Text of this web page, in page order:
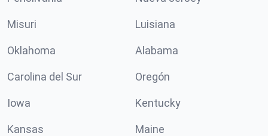
Misuri Luisiana
Oklahoma Alabama
Carolina del Sur Oregón
Iowa Kentucky
Kansas Maine